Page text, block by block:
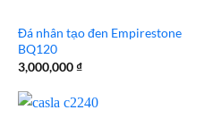
Đá nhân tạo đen Empirestone
BQ120
3,000,000₫